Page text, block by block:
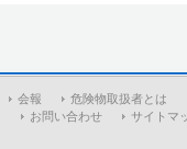
会報
危険物取扱者とは
お問い合わせ サイトマ